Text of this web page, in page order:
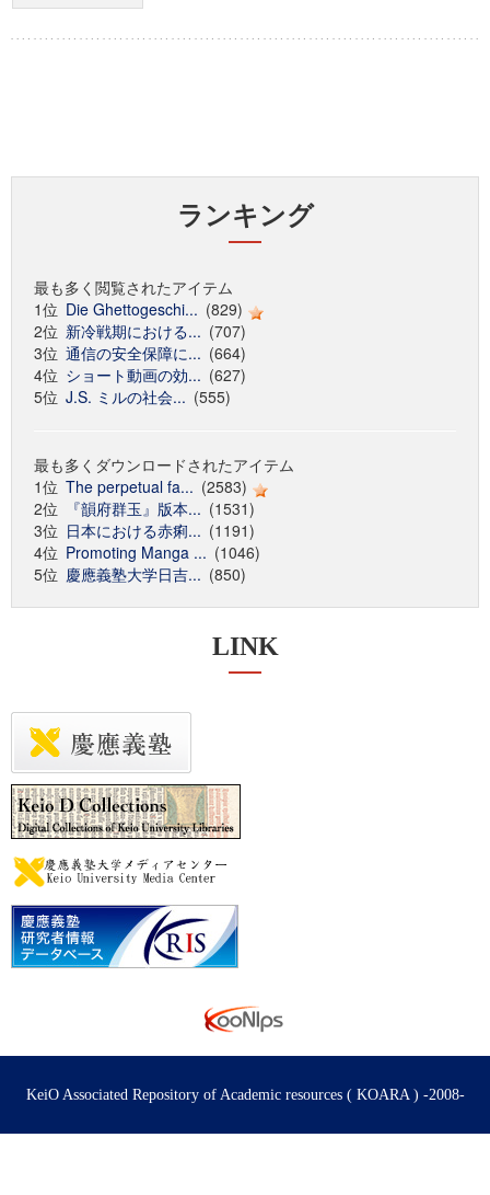
ランキング
最も多く閲覧されたアイテム
1位 Die Ghettogeschi... (829)
2位 新冷戦期における... (707)
3位 通信の安全保障に... (664)
4位 ショート動画の効... (627)
5位 J.S. ミルの社会... (555)
最も多くダウンロードされたアイテム
1位 The perpetual fa... (2583)
2位
『韻府群玉』版本... (1531)
3位 日本における赤痢... (1191)
4位 Promoting Manga ... (1046)
5位 慶應義塾大学日吉... (850)
LINK
KeiO Associated Repository of Academic resources ( KOARA ) -2008-